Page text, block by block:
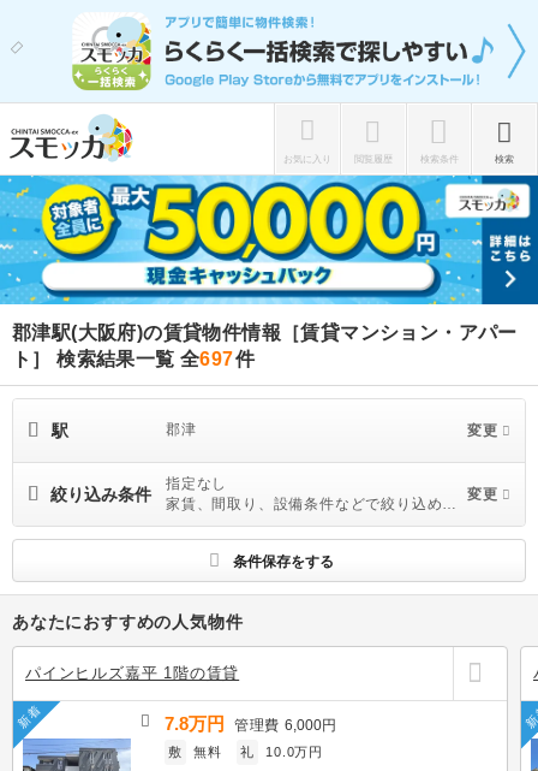
お気に入り 閲覧履歴 検索条件 検索
郡津駅(大阪府)の賃貸物件情報［賃貸マンション・アパー
ト］ 検索結果一覧 全697件
駅 郡津 変更
絞り込み条件
指定なし
家賃、間取り、設備条件などで絞り込めま
す
変更
条件保存をする
あなたにおすすめの人気物件
パインヒルズ嘉平 1階の賃貸
新着 7.8万円 管理費6,000円
敷 無料 礼 10.0万円